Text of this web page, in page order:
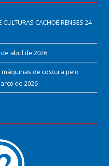
CACHOEIRENSES 24
de abril de 2026
de costura pelo
de 2026